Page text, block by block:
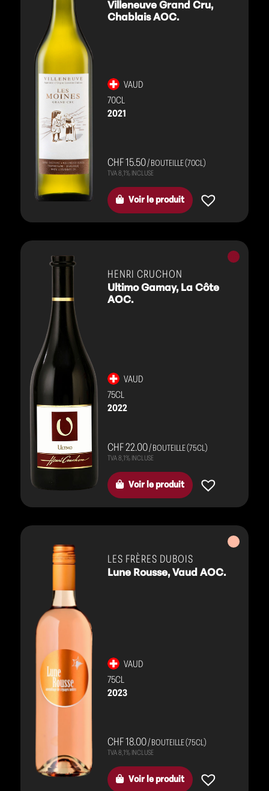
Villeneuve Grand Cru,
Chablais AOC.
VAUD
70CL
2021
CHF 15.50/ BOUTEILLE (70CL)
Voir le produit
Vins
HENRI CRUCHON
Ultimo Gamay, La Côte
AOC.
VAUD
75CL
2022
CHF 22.00/ BOUTEILLE (75CL)
Voir le produit
Vins
LES FRÈRES DUBOIS
Lune Rousse, Vaud AOC.
VAUD
75CL
2023
CHF 18.00/ BOUTEILLE (75CL)
Voir le produit